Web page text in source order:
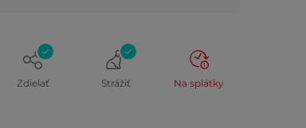
Zdielať Strážiť Na splátky